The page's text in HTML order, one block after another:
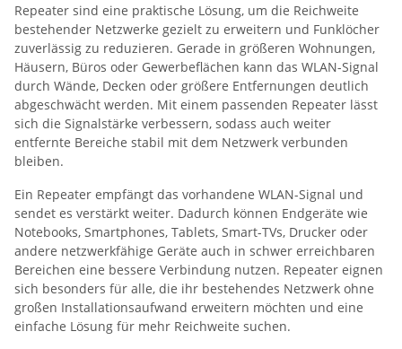
Repeater sind eine praktische Lösung, um die Reichweite
bestehender Netzwerke gezielt zu erweitern und Funklöcher
zuverlässig zu reduzieren. Gerade in größeren Wohnungen,
Häusern, Büros oder Gewerbeflächen kann das WLAN-Signal
durch Wände, Decken oder größere Entfernungen deutlich
abgeschwächt werden. Mit einem passenden Repeater lässt
sich die Signalstärke verbessern, sodass auch weiter
entfernte Bereiche stabil mit dem Netzwerk verbunden
bleiben.
Ein Repeater empfängt das vorhandene WLAN-Signal und
sendet es verstärkt weiter. Dadurch können Endgeräte wie
Notebooks, Smartphones, Tablets, Smart-TVs, Drucker oder
andere netzwerkfähige Geräte auch in schwer erreichbaren
Bereichen eine bessere Verbindung nutzen. Repeater eignen
sich besonders für alle, die ihr bestehendes Netzwerk ohne
großen Installationsaufwand erweitern möchten und eine
einfache Lösung für mehr Reichweite suchen.